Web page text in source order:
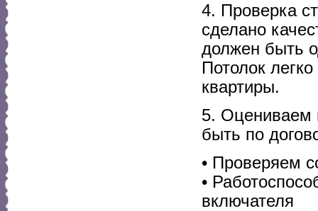
4. Проверка
сделано
должен быть
Потолок
квартиры.
5.
быть по
• Проверяем
•
включателя